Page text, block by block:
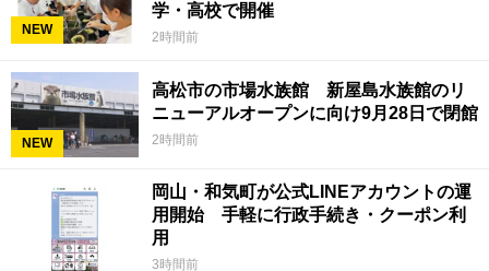
NEW
学・高校で開催
2時間前
NEW
高松市の市場水族館 新屋島水族館のリ
ニューアルオープンに向け9月28日で閉館
2時間前
岡山・和気町が公式LINEアカウントの運
用開始 手軽に行政手続き・クーポン利
用
3時間前